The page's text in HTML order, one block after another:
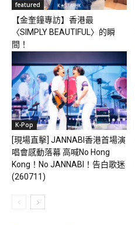
featured
【金奎鐘專訪】香港最
〈SIMPLY BEAUTIFUL〉的瞬
間！
K-Pop
[現場直擊] JANNABI香港首場演
唱會感動落幕 高喊No Hong
Kong！No JANNABI！告白歌迷
(260711)